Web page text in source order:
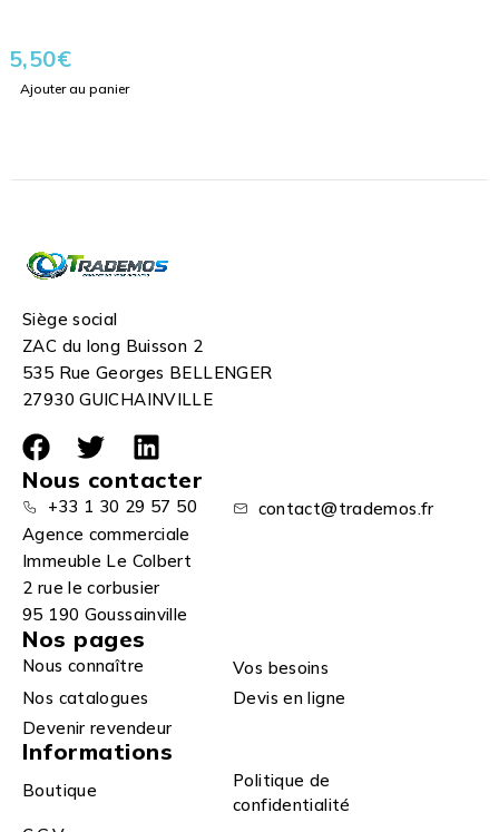
5,50€
Ajouter au panier
Siège social
ZAC du long Buisson 2
535 Rue Georges BELLENGER
27930 GUICHAINVILLE
Nous contacter
+33 1 30 29 57 50
contact@trademos.fr
Agence commerciale
Immeuble Le Colbert
2 rue le corbusier
95 190 Goussainville
Nos pages
Nous connaître
Vos besoins
Nos catalogues
Devis en ligne
Devenir revendeur
Informations
Boutique
Politique de
confidentialité